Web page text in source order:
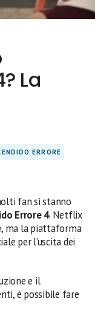
La
ERRORE
fan si stanno
Errore 4. Netflix
, ma la piattaforma
per l’uscita dei
e il
è possibile fare